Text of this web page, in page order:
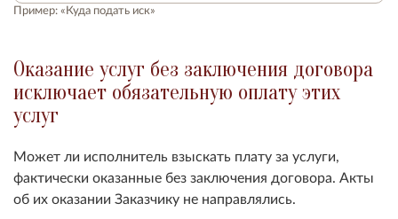
Пример: «Куда подать иск»
Оказание услуг без заключения договора
исключает обязательную оплату этих
услуг
Может ли исполнитель взыскать плату за услуги,
фактически оказанные без заключения договора. Акты
об их оказании Заказчику не направлялись.